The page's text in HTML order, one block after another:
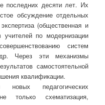
последних десяти лет. Их
обсуждение отдельных
(общественная и
учителей по модернизации
систем
Через эти механизмы
самостоятельной
квалификации.
педагогических
только схематизация,